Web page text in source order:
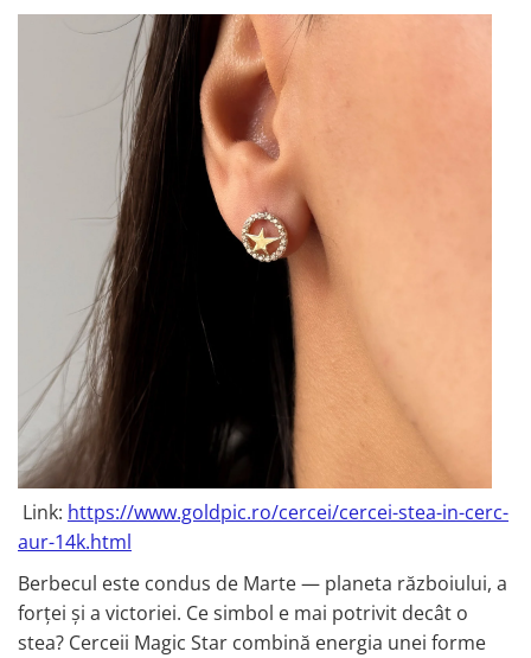
Link: https://www.goldpic.ro/cercei/cercei-stea-in-cerc-
aur-14k.html
Berbecul este condus de Marte — planeta războiului, a
forței și a victoriei. Ce simbol e mai potrivit decât o
stea? Cerceii Magic Star combină energia unei forme